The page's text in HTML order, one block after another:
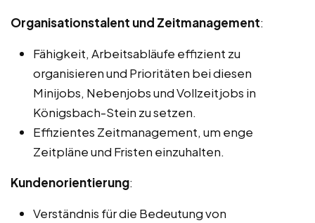
Organisationstalent und Zeitmanagement:
Fähigkeit, Arbeitsabläufe effizient zu
organisieren und Prioritäten bei diesen
Minijobs, Nebenjobs und Vollzeitjobs in
Königsbach-Stein zu setzen.
Effizientes Zeitmanagement, um enge
Zeitpläne und Fristen einzuhalten.
Kundenorientierung:
Verständnis für die Bedeutung von